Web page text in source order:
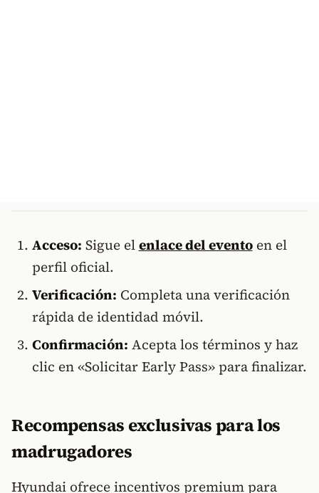
Acceso: Sigue elenlace del eventoen el
perfil oficial.
Verificación: Completa una verificación
rápida de identidad móvil.
Confirmación: Acepta los términos y haz
clic en «Solicitar Early Pass» para finalizar.
Recompensas exclusivas para los
madrugadores
Hyundai ofrece incentivos premium para